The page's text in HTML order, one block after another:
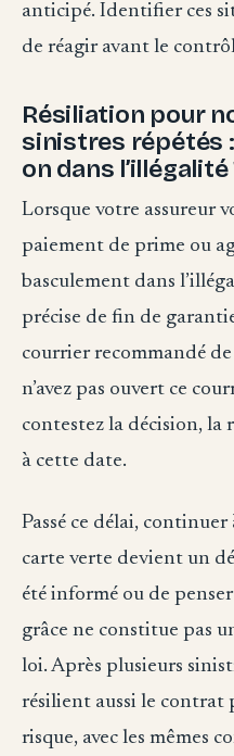
anticipé. Identifier ces
de réagir avant le
Résiliation pour
sinistres répétés
on dans l’illégalité
Lorsque votre assureur
paiement de prime ou
basculement dans
précise de fin de
courrier recommandé
n’avez pas ouvert ce
contestez la décision, la
à cette date.
Passé ce délai, continuer
carte verte devient un
été informé ou de
grâce ne constitue pas
loi. Après plusieurs
résilient aussi le contrat
risque, avec les mêmes